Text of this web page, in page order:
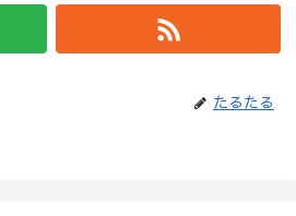
たるたる